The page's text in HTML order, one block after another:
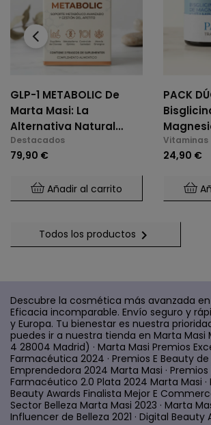
GLP-1 METABOLIC De
Marta Masi: La
Alternativa Natural
Para El Control De
Glucosa Y Saciedad.
Destacados
79,90 €
Añadir al carrito
PACK
(2 X 60
Vitaminas
24,90 €
‹
Todos los productos 
Descubre la cosmética más avanzada en
Eficacia incomparable. Envío seguro y
y Europa. Tu bienestar es nuestra
puedes ir a nuestra tienda en Marta Masi
4 28004 Madrid) · Marta Masi Premios
Farmacéutica 2024 · Premios E Beauty
Emprendedora 2024 Marta Masi ·
Farmacéutico 2.0 Plata 2024 Marta Masi ·
Beauty Awards Finalista Mejor E
Sector Belleza Marta Masi 2023 · Marta
Influencer de Belleza 2021 · Digital Beauty